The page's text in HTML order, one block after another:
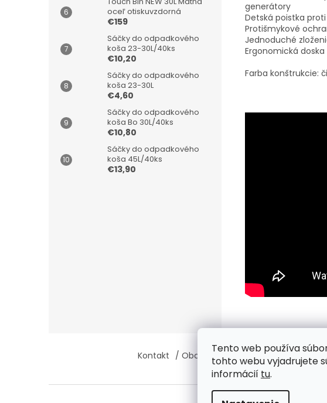
Tento web používa
tohto webu vyjadrujete
informácií tu.
oceľ otiskuvzdorná
€159
Sáčky do odpadkového
koša 23-30L/40ks
€10,20
Sáčky do odpadkového
koša 23-30L
€4,60
Sáčky do odpadkového
koša Bo 30L/40ks
€10,80
Sáčky do odpadkového
koša 45L/40ks
€13,90
generátory
Detská poistka
Protišmykové
Jednoduché
Ergonomická
Farba konštrukcie:
Kontakt / Obchodné podmienky /